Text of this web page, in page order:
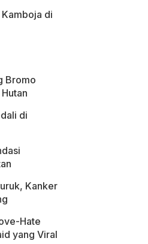
di
Bromo
di
Kanker
Hate
yang Viral